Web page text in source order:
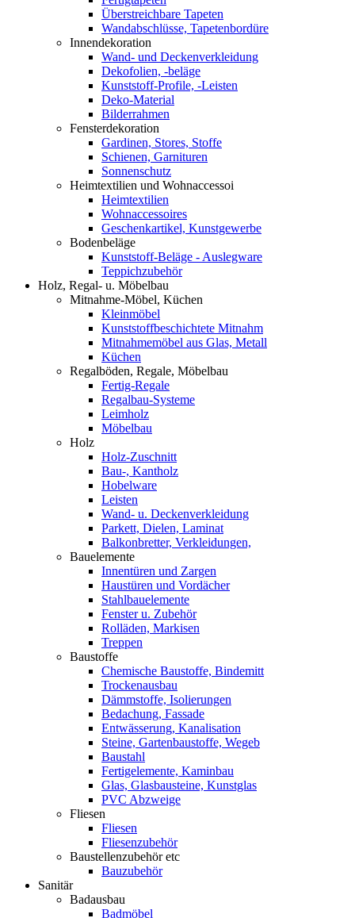
Überstreichbare Tapeten
Wandabschlüsse, Tapetenbordüre
Innendekoration
Wand- und Deckenverkleidung
Dekofolien, -beläge
Kunststoff-Profile, -Leisten
Deko-Material
Bilderrahmen
Fensterdekoration
Gardinen, Stores, Stoffe
Schienen, Garnituren
Sonnenschutz
Heimtextilien und Wohnaccessoi
Heimtextilien
Wohnaccessoires
Geschenkartikel, Kunstgewerbe
Bodenbeläge
Kunststoff-Beläge - Auslegware
Teppichzubehör
Holz, Regal- u. Möbelbau
Mitnahme-Möbel, Küchen
Kleinmöbel
Kunststoffbeschichtete Mitnahm
Mitnahmemöbel aus Glas, Metall
Küchen
Regalböden, Regale, Möbelbau
Fertig-Regale
Regalbau-Systeme
Leimholz
Möbelbau
Holz
Holz-Zuschnitt
Bau-, Kantholz
Hobelware
Leisten
Wand- u. Deckenverkleidung
Parkett, Dielen, Laminat
Balkonbretter, Verkleidungen,
Bauelemente
Innentüren und Zargen
Haustüren und Vordächer
Stahlbauelemente
Fenster u. Zubehör
Rolläden, Markisen
Treppen
Baustoffe
Chemische Baustoffe, Bindemitt
Trockenausbau
Dämmstoffe, Isolierungen
Bedachung, Fassade
Entwässerung, Kanalisation
Steine, Gartenbaustoffe, Wegeb
Baustahl
Fertigelemente, Kaminbau
Glas, Glasbausteine, Kunstglas
PVC Abzweige
Fliesen
Fliesen
Fliesenzubehör
Baustellenzubehör etc
Bauzubehör
Sanitär
Badausbau
Badmöbel